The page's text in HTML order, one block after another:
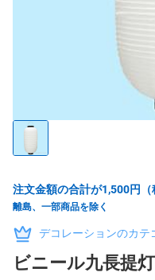
注文金額の合計が1,500円
離島、一部商品を除く
デコレーションのカテ
ビニール九長提